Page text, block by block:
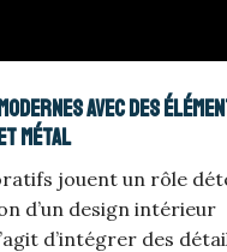
avec des
métal
jouent un rôle
d’un design intérieur
d’intégrer des